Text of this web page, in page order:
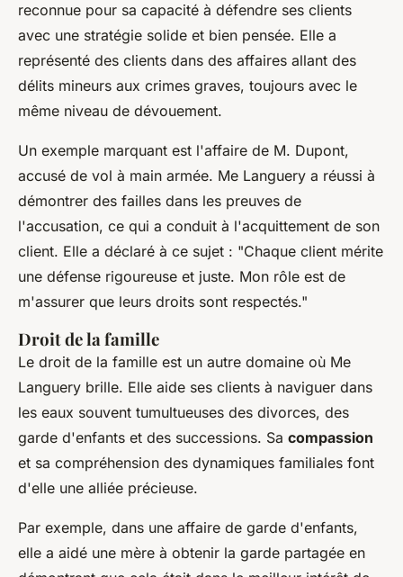
reconnue pour sa capacité à défendre ses clients
avec une stratégie solide et bien pensée. Elle a
représenté des clients dans des affaires allant des
délits mineurs aux crimes graves, toujours avec le
même niveau de dévouement.
Un exemple marquant est l'affaire de M. Dupont,
accusé de vol à main armée. Me Languery a réussi à
démontrer des failles dans les preuves de
l'accusation, ce qui a conduit à l'acquittement de son
client. Elle a déclaré à ce sujet : "Chaque client mérite
une défense rigoureuse et juste. Mon rôle est de
m'assurer que leurs droits sont respectés."
Droit de la famille
Le droit de la famille est un autre domaine où Me
Languery brille. Elle aide ses clients à naviguer dans
les eaux souvent tumultueuses des divorces, des
garde d'enfants et des successions. Sa compassion
et sa compréhension des dynamiques familiales font
d'elle une alliée précieuse.
Par exemple, dans une affaire de garde d'enfants,
elle a aidé une mère à obtenir la garde partagée en